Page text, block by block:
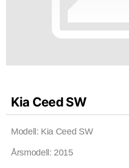
Kia Ceed SW
Modell: Kia Ceed SW
Årsmodell: 2015